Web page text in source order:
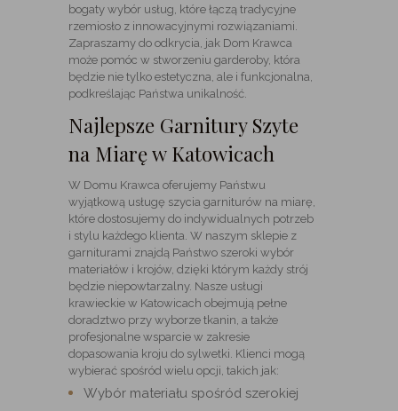
bogaty wybór usług, które łączą tradycyjne
rzemiosło z innowacyjnymi rozwiązaniami.
Zapraszamy do odkrycia, jak Dom Krawca
może pomóc w stworzeniu garderoby, która
będzie nie tylko estetyczna, ale i funkcjonalna,
podkreślając Państwa unikalność.
Najlepsze Garnitury Szyte
na Miarę w Katowicach
W Domu Krawca oferujemy Państwu
wyjątkową usługę szycia garniturów na miarę,
które dostosujemy do indywidualnych potrzeb
i stylu każdego klienta. W naszym sklepie z
garniturami znajdą Państwo szeroki wybór
materiałów i krojów, dzięki którym każdy strój
będzie niepowtarzalny. Nasze usługi
krawieckie w Katowicach obejmują pełne
doradztwo przy wyborze tkanin, a także
profesjonalne wsparcie w zakresie
dopasowania kroju do sylwetki. Klienci mogą
wybierać spośród wielu opcji, takich jak:
Wybór materiału spośród szerokiej